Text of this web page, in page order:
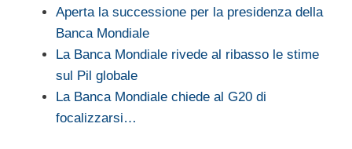
Aperta la successione per la presidenza della
Banca Mondiale
La Banca Mondiale rivede al ribasso le stime
sul Pil globale
La Banca Mondiale chiede al G20 di
focalizzarsi…